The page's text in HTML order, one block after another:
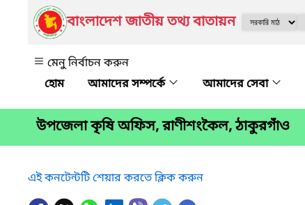
বাংলাদেশ জাতীয় তথ্য বাতায়ন
মেনু নির্বাচন করুন
আমাদের সম্পর্কে
আমাদের সেবা
উপজেলা কৃষি অফিস, রাণীশংকৈল, ঠাকুরগাঁও
এই কনটেন্টটি শেয়ার করতে ক্লিক করুন